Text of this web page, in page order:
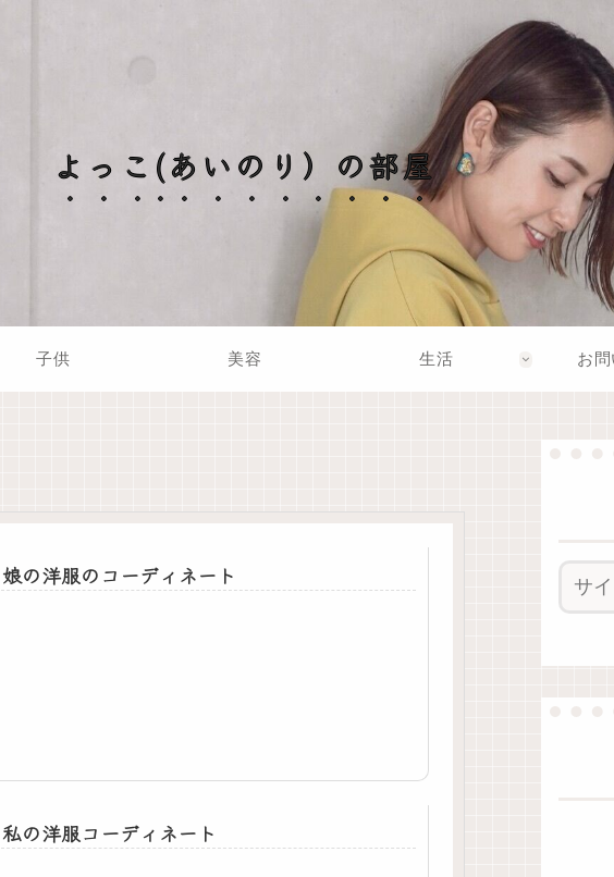
よっこ(あいのり）の部屋
子供 美容 生活 お
娘の洋服のコーディネート
私の洋服コーディネート